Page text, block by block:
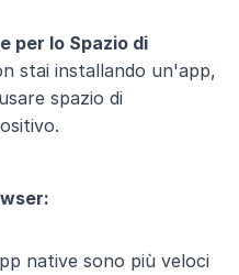
per lo Spazio di
stai installando un'app,
spazio di
native sono più veloci